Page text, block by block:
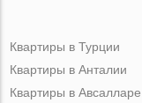
Квартиры в Турции
Квартиры в Анталии
Квартиры в Авсалларе